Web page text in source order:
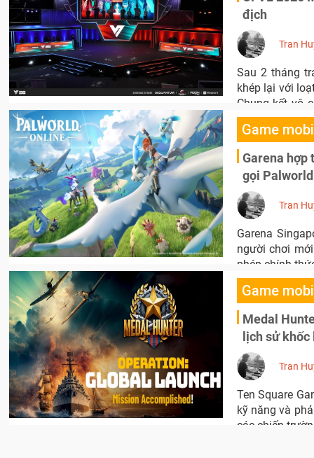
địch
Tran
Sau 2 tháng
khép lại với
Chung kết vô
trong những
Game
Garena hợp
gọi
Tran
Garena
người chơi
phép chính
Game
Medal
lịch sử khốc
Tran
Ten Square
kỹ năng và
các chiến